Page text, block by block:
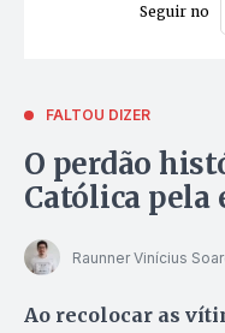
Seguir no
FALTOU DIZER
O perdão
Católica pela
Raunner Vinícius
Ao recolocar as